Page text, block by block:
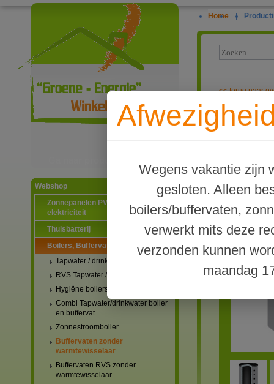
Webshop
Zonnepanelen PV-systemen
elektriciteit
Thuisbatterij
Boilers, Buffervaten en toebehoren
Tapwater / drinkwater boilers
RVS Tapwater / drinkwater boilers
Hygiëne boilers
Combi Tapwater/drinkwater boiler
en buffervat
Zonnestroomboiler
Buffervaten zonder
warmtewisselaar
Buffervaten RVS zonder
warmtewisselaar
Home |
Wegens vakantie zijn
gesloten. Alleen
boilers/buffervaten,
verwerkt mits deze
verzonden kunnen
maandag
<<terug naar
TWL Type P